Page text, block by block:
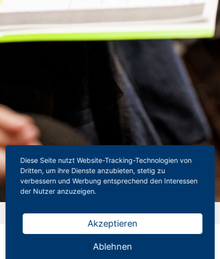
Startseite»Downloads»Behindertenpauschbetrag
Behindertenpauschbetrag
Diese Seite nutzt Website-Tracking-Technologien von
Dritten, um ihre Dienste anzubieten, stetig zu
verbessern und Werbung entsprechend den Interessen
der Nutzer anzuzeigen.
Akzeptieren
Ablehnen